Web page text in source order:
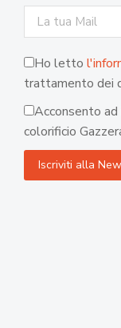
Ho letto
trattamento dei
Acconsento
colorificio